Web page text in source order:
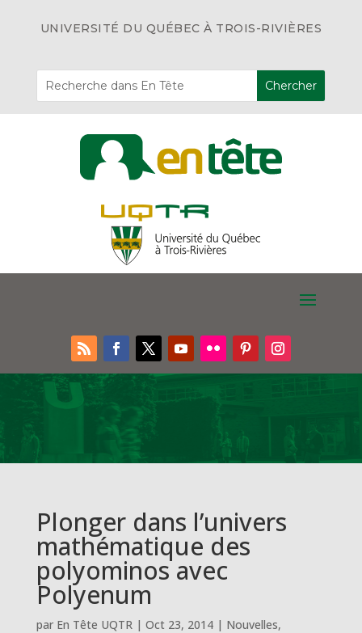
UNIVERSITÉ DU QUÉBEC À TROIS-RIVIÈRES
Plonger dans l’univers
mathématique des
polyominos avec
Polyenum
par En Tête UQTR| Oct 23, 2014| Nouvelles,